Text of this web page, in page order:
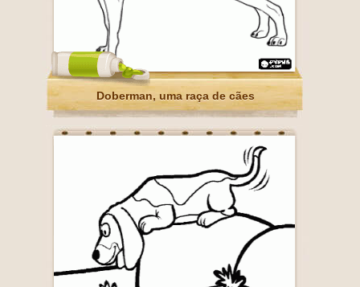
Doberman, uma raça de cães